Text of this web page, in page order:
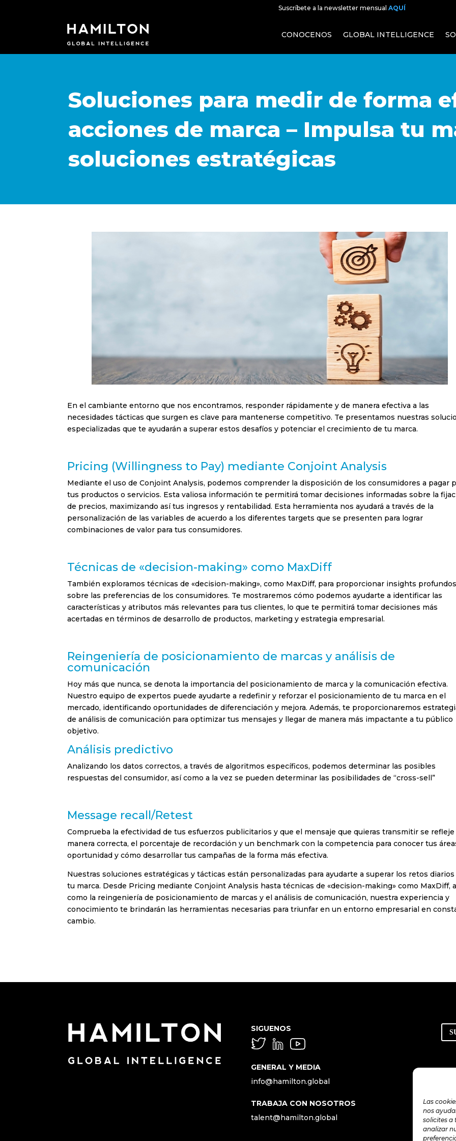
Las
nos
solicites a
analizar
Suscríbete a la newsletter mensual AQUÍ
CONOCENOS GLOBAL INTELLIGENCE
Soluciones para medir de forma
acciones de marca – Impulsa tu
soluciones estratégicas
En el cambiante entorno que nos encontramos, responder rápidamente y de manera efectiva a las
necesidades tácticas que surgen es clave para mantenerse competitivo. Te presentamos nuestras
especializadas que te ayudarán a superar estos desafíos y potenciar el crecimiento de tu marca.
Pricing (Willingness to Pay) mediante Conjoint Analysis
Mediante el uso de Conjoint Analysis, podemos comprender la disposición de los consumidores a pagar
tus productos o servicios. Esta valiosa información te permitirá tomar decisiones informadas sobre la
de precios, maximizando así tus ingresos y rentabilidad. Esta herramienta nos ayudará a través de la
personalización de las variables de acuerdo a los diferentes targets que se presenten para lograr
combinaciones de valor para tus consumidores.
Técnicas de «decision-making» como MaxDiff
También exploramos técnicas de «decision-making», como MaxDiff, para proporcionar insights profundos
sobre las preferencias de los consumidores. Te mostraremos cómo podemos ayudarte a identificar las
características y atributos más relevantes para tus clientes, lo que te permitirá tomar decisiones más
acertadas en términos de desarrollo de productos, marketing y estrategia empresarial.
Reingeniería de posicionamiento de marcas y análisis de
comunicación
Hoy más que nunca, se denota la importancia del posicionamiento de marca y la comunicación efectiva.
Nuestro equipo de expertos puede ayudarte a redefinir y reforzar el posicionamiento de tu marca en el
mercado, identificando oportunidades de diferenciación y mejora. Además, te proporcionaremos
de análisis de comunicación para optimizar tus mensajes y llegar de manera más impactante a tu público
objetivo.
Análisis predictivo
Analizando los datos correctos, a través de algoritmos específicos, podemos determinar las posibles
respuestas del consumidor, así como a la vez se pueden determinar las posibilidades de “cross-sell”
Message recall/Retest
Comprueba la efectividad de tus esfuerzos publicitarios y que el mensaje que quieras transmitir se refleje
manera correcta, el porcentaje de recordación y un benchmark con la competencia para conocer tus
oportunidad y cómo desarrollar tus campañas de la forma más efectiva.
Nuestras soluciones estratégicas y tácticas están personalizadas para ayudarte a superar los retos diarios
tu marca. Desde Pricing mediante Conjoint Analysis hasta técnicas de «decision-making» como MaxDiff,
como la reingeniería de posicionamiento de marcas y el análisis de comunicación, nuestra experiencia y
conocimiento te brindarán las herramientas necesarias para triunfar en un entorno empresarial en
cambio.
SIGUENOS
GENERAL Y MEDIA
info@hamilton.global
TRABAJA CON NOSOTROS
talent@hamilton.global
Suscríbete a nuestra
Newsletter mensual
Con elresumen mensualde las
Español
English
Sector laboral
Banca & Seguros
FMCG (Bienes de Gran Consumo)
Healthcare
Turismo y ocio
He leído y acepto la Política de Privacidad(ver política de privacidad)
Suscribirse!